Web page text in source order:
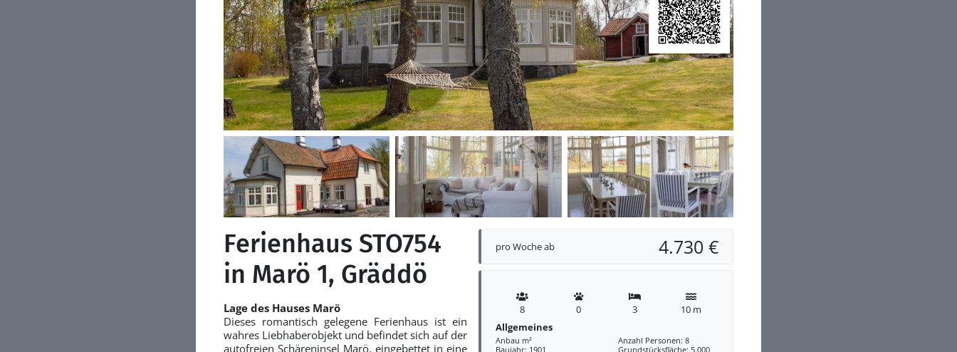
pro Woche ab 4.730 €
8 0 3
10 m
Allgemeines
Anbau m²
Anzahl Personen: 8
Baujahr: 1901
Grundstücksfläche: 5.000
Ferienhaus STO754
in Marö 1, Gräddö
Lage des Hauses Marö
Dieses romantisch gelegene Ferienhaus ist ein
wahres Liebhaberobjekt und befindet sich auf der
autofreien Schäreninsel Marö, eingebettet in eine